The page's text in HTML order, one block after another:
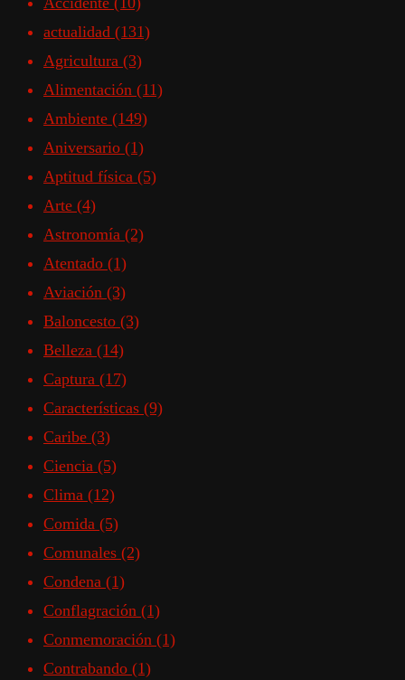
actualidad (131)
Agricultura (3)
Alimentación (11)
Ambiente (149)
Aniversario (1)
Aptitud física (5)
Arte (4)
Astronomía (2)
Atentado (1)
Aviación (3)
Baloncesto (3)
Belleza (14)
Captura (17)
Características (9)
Caribe (3)
Ciencia (5)
Clima (12)
Comida (5)
Comunales (2)
Condena (1)
Conflagración (1)
Conmemoración (1)
Contrabando (1)